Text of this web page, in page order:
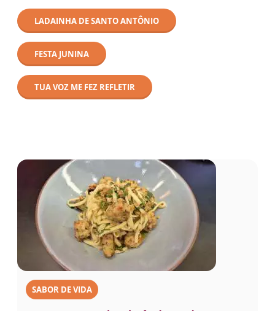
LADAINHA DE SANTO ANTÔNIO
FESTA JUNINA
TUA VOZ ME FEZ REFLETIR
SABOR DE VIDA